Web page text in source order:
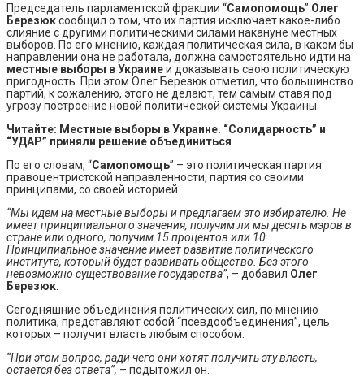
Председатель парламентской фракции “Самопомощь” Олег
Березюксообщил о том, что их партия исключает какое-либо
слияние с другими политическими силами накануне местных
выборов. По его мнению, каждая политическая сила, в каком бы
направлении она не работала, должна самостоятельно идти на
местные выборы в Украинеи доказывать свою политическую
пригодность. При этом Олег Березюк отметил, что большинство
партий, к сожалению, этого не делают, тем самым ставя под
угрозу построение новой политической системы Украины.
Читайте: Местные выборы в Украине. “Солидарность” и
“УДАР” приняли решение объединиться
По его словам, “Самопомощь” – это политическая партия
правоцентристской направленности, партия со своими
принципами, со своей историей.
“Мы идем на местные выборы и предлагаем это избирателю. Не
имеет принципиального значения, получим ли мы десять мэров в
стране или одного, получим 15 процентов или 10.
Принципиальное значение имеет развитие политического
института, который будет развивать общество. Без этого
невозможно существование государства”, – добавил Олег
Березюк
Сегодняшние объединения политических сил, по мнению
политика, представляют собой “псевдообъединения”, цель
которых – получит власть любым способом.
“При этом вопрос, ради чего они хотят получить эту власть,
остается без ответа”, – подытожил он.